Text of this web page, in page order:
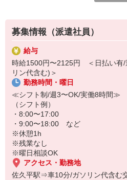
・送迎業務（対応可能な方のみでOK
・利用者様とのコミュニケーション
＜この求人のおすすめポイント＞
・シフトは週3日〜相談OK
・残業なし！毎日定時で帰れます
・日勤のみ相談可◎生活リズムも安定
募集情報（派遣社員）
給与
時給1500円〜2125円 ＜日払い有/
リン代含む)＞
勤務時間・曜日
≪シフト制/週3〜OK/実働8時間≫
（シフト例）
・8:00〜17:00
・9:00〜18:00 など
※休憩1h
※残業なし
※曜日相談OK
アクセス・勤務地
佐久平駅⇒車10分/ガソリン代含む